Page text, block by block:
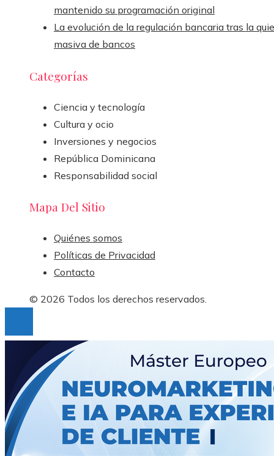
mantenido su programación original
La evolución de la regulación bancaria tras la
masiva de bancos
Categorías
Ciencia y tecnología
Cultura y ocio
Inversiones y negocios
República Dominicana
Responsabilidad social
Mapa Del Sitio
Quiénes somos
Políticas de Privacidad
Contacto
© 2026 Todos los derechos reservados.